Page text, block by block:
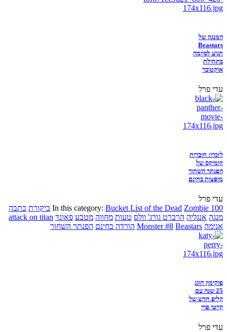
המנגה של
Beastars
תגיע לסיומה
בתחילת
אוקטובר
עדי פרל
לזכרו: חוברות
קומיקס של
הפנתר השחור
מופצות בחינם
עדי פרל
In this category: Bucket List of the Dead Zombie 100 ביקורת כתבה
מנגה אנגליה הרברט גורג' וולס טעות מחווה מטבע פאונד attack on titan
אנימה
Monster #8 Beastars הורדה בחינם הפנתר השחור
פוקימון חוגג
25 שנה עם
קליפ חדש של
קייטי פרי
עדי פרל